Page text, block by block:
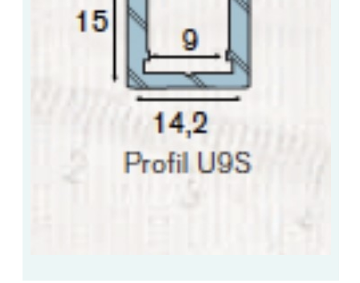
LES FIXATIONS POUR MIROIR
LES PROFILS PAROI DE VERRE
VITRINE EN VERRE
CONNECTEURS ET ASSEMBLAGE DE VERRES
PLATS ET CORNIÈRES